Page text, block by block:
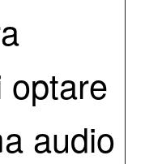
optare
audio